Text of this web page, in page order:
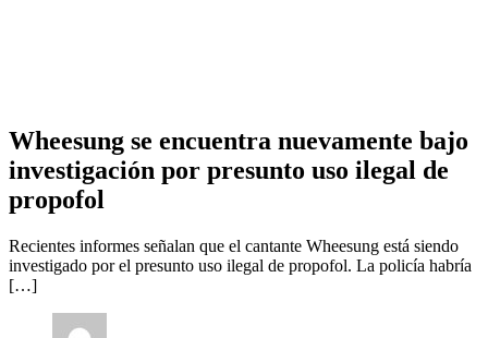
Wheesung se encuentra nuevamente bajo
investigación por presunto uso ilegal de
propofol
Recientes informes señalan que el cantante Wheesung está siendo
investigado por el presunto uso ilegal de propofol. La policía habría
[…]